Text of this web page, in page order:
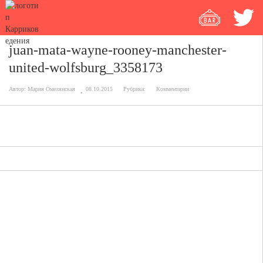
juan-mata-wayne-rooney-manchester-
united-wolfsburg_3358173
Автор: Мария Омелянская 08.10.2015 Рубрика: Комментарии